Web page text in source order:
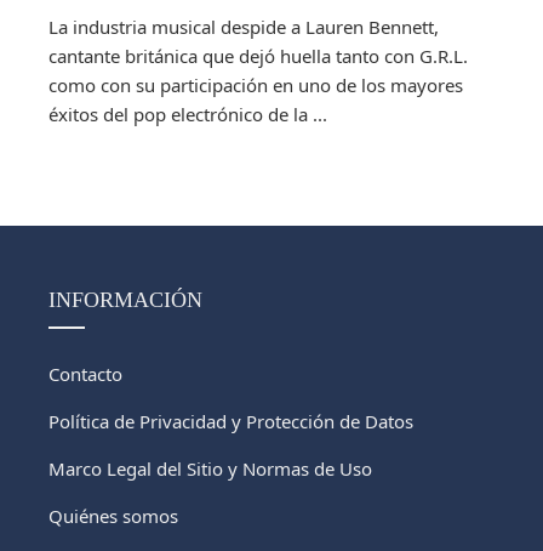
La industria musical despide a Lauren Bennett,
cantante británica que dejó huella tanto con G.R.L.
como con su participación en uno de los mayores
éxitos del pop electrónico de la ...
INFORMACIÓN
Contacto
Política de Privacidad y Protección de Datos
Marco Legal del Sitio y Normas de Uso
Quiénes somos